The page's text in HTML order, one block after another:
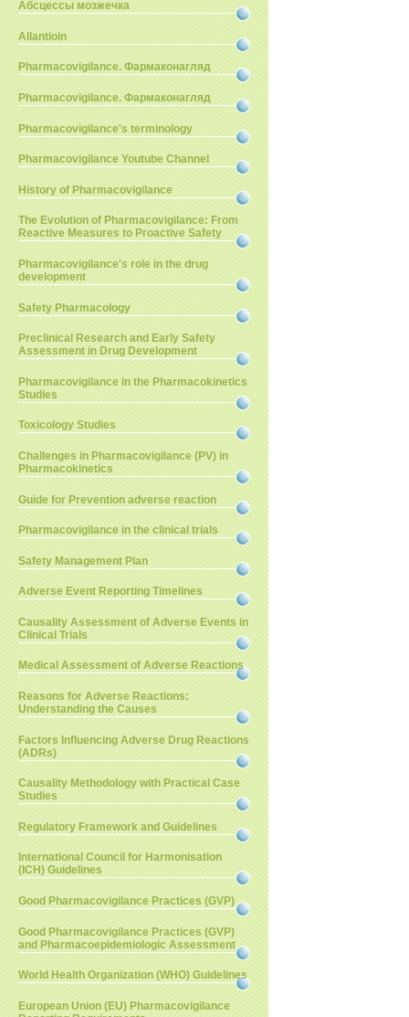
Абсцессы мозжечка
Allantioin
Pharmacovigilance. Фармаконагляд
Pharmacovigilance. Фармаконагляд
Pharmacovigilance's terminology
Pharmacovigilance Youtube Channel
History of Pharmacovigilance
The Evolution of Pharmacovigilance: From
Reactive Measures to Proactive Safety
Pharmacovigilance's role in the drug
development
Safety Pharmacology
Preclinical Research and Early Safety
Assessment in Drug Development
Pharmacovigilance in the Pharmacokinetics
Studies
Toxicology Studies
Challenges in Pharmacovigilance (PV) in
Pharmacokinetics
Guide for Prevention adverse reaction
Pharmacovigilance in the clinical trials
Safety Management Plan
Adverse Event Reporting Timelines
Causality Assessment of Adverse Events in
Clinical Trials
Medical Assessment of Adverse Reactions
Reasons for Adverse Reactions:
Understanding the Causes
Factors Influencing Adverse Drug Reactions
(ADRs)
Causality Methodology with Practical Case
Studies
Regulatory Framework and Guidelines
International Council for Harmonisation
(ICH) Guidelines
Good Pharmacovigilance Practices (GVP)
Good Pharmacovigilance Practices (GVP)
and Pharmacoepidemiologic Assessment
World Health Organization (WHO) Guidelines
European Union (EU) Pharmacovigilance